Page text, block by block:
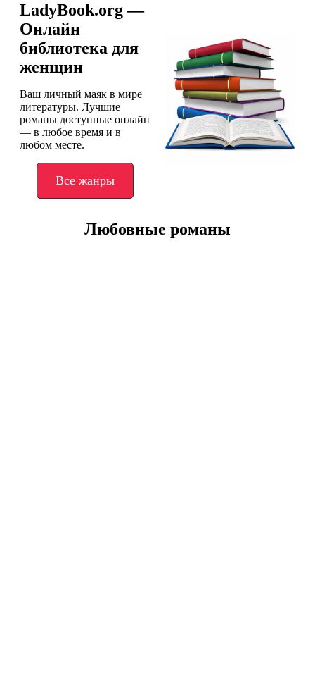
LadyBook.org —
Онлайн
библиотека для
женщин
Ваш личный маяк в мире
литературы. Лучшие
романы доступные онлайн
— в любое время и в
любом месте.
Все жанры
Любовные романы